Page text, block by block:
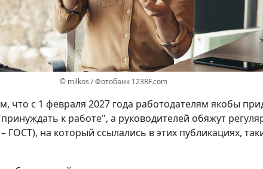
© milkos / Фотобанк 123RF.com
с 1 февраля 2027 года работодателям якобы
к работе", а руководителей обяжут
ГОСТ), на который ссылались в этих публикациях,